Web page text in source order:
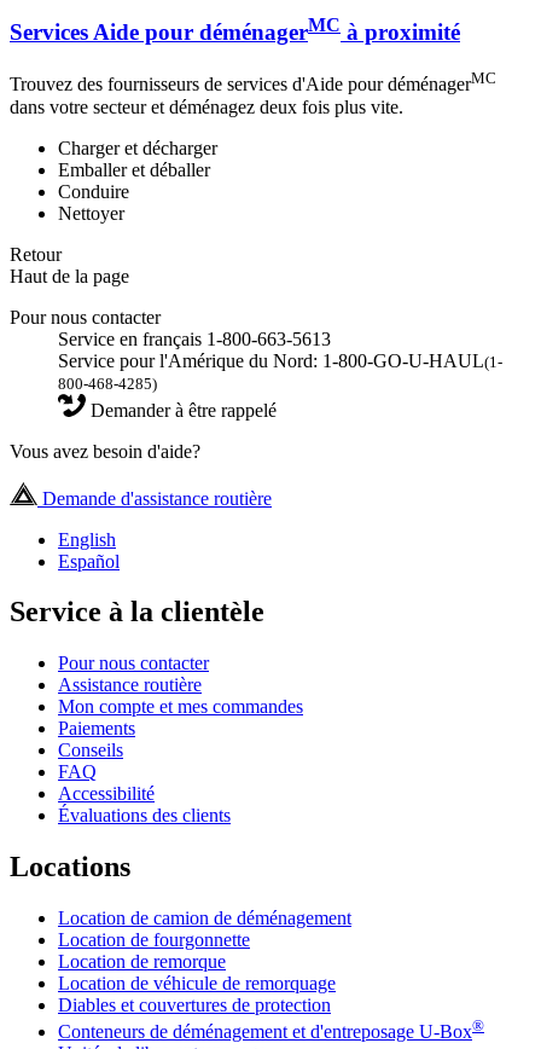
Services Aide pour déménagerMC à proximité
Trouvez des fournisseurs de services d'Aide pour déménagerMC
dans votre secteur et déménagez deux fois plus vite.
Charger et décharger
Emballer et déballer
Conduire
Nettoyer
Retour
Haut de la page
Pour nous contacter
Service en français 1-800-663-5613
Service pour l'Amérique du Nord: 1-800-GO-U-HAUL(1-
800-468-4285)
Demander à être rappelé
Vous avez besoin d'aide?
Demande d'assistance routière
English
Español
Service à la clientèle
Pour nous contacter
Assistance routière
Mon compte et mes commandes
Paiements
Conseils
FAQ
Accessibilité
Évaluations des clients
Locations
Location de camion de déménagement
Location de fourgonnette
Location de remorque
Location de véhicule de remorquage
Diables et couvertures de protection
Conteneurs de déménagement et d'entreposage U-Box®